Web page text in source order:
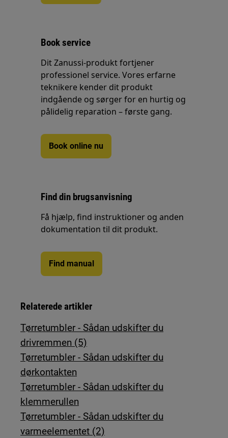
Book service
Dit Zanussi-produkt fortjener
professionel service. Vores erfarne
teknikere kender dit produkt
indgående og sørger for en hurtig og
pålidelig reparation – første gang.
Book online nu
Find din brugsanvisning
Få hjælp, find instruktioner og anden
dokumentation til dit produkt.
Find manual
Relaterede artikler
Tørretumbler - Sådan udskifter du
drivremmen (5)
Tørretumbler - Sådan udskifter du
dørkontakten
Tørretumbler - Sådan udskifter du
klemmerullen
Tørretumbler - Sådan udskifter du
varmeelementet (2)